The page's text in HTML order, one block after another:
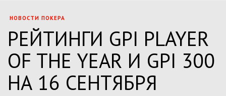
НОВОСТИ ПОКЕРА
РЕЙТИНГИ GPI PLAYER
OF THE YEAR И GPI 300
НА 16 СЕНТЯБРЯ